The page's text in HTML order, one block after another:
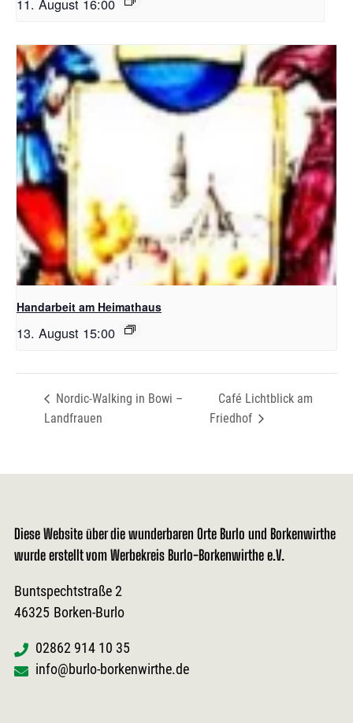
11. August 16:00
Handarbeit am Heimathaus
13. August 15:00
Nordic-Walking in Bowi –
Landfrauen
Café Lichtblick am
Friedhof
Diese Website über die wunderbaren Orte Burlo und Borkenwirthe
wurde erstellt vom Werbekreis Burlo-Borkenwirthe e.V.
Buntspechtstraße 2
46325 Borken-Burlo
02862 914 10 35
info@burlo-borkenwirthe.de